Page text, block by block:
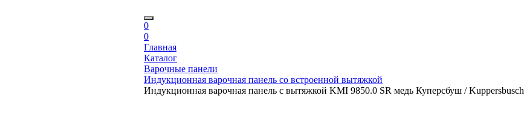
0
0
Главная
Каталог
Варочные панели
Индукционная варочная панель со встроенной вытяжкой
Индукционная варочная панель с вытяжкой KMI 9850.0 SR медь Куперсбуш / Kuppersbusch